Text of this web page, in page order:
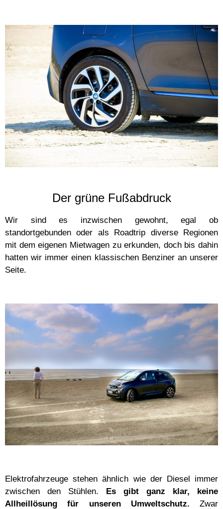
Der grüne Fußabdruck
Wir sind es inzwischen gewohnt, egal ob
standortgebunden oder als Roadtrip diverse Regionen
mit dem eigenen Mietwagen zu erkunden, doch bis dahin
hatten wir immer einen klassischen Benziner an unserer
Seite.
Elektrofahrzeuge stehen ähnlich wie der Diesel immer
zwischen den Stühlen. Es gibt ganz klar, keine
Allheillösung für unseren Umweltschutz. Zwar